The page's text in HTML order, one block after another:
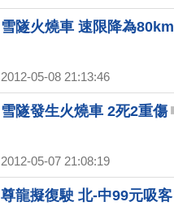
雪隧火燒車 速限降為80km
2012-05-08 21:13:46
雪隧發生火燒車 2死2重傷
2012-05-07 21:08:19
尊龍擬復駛 北-中99元吸客